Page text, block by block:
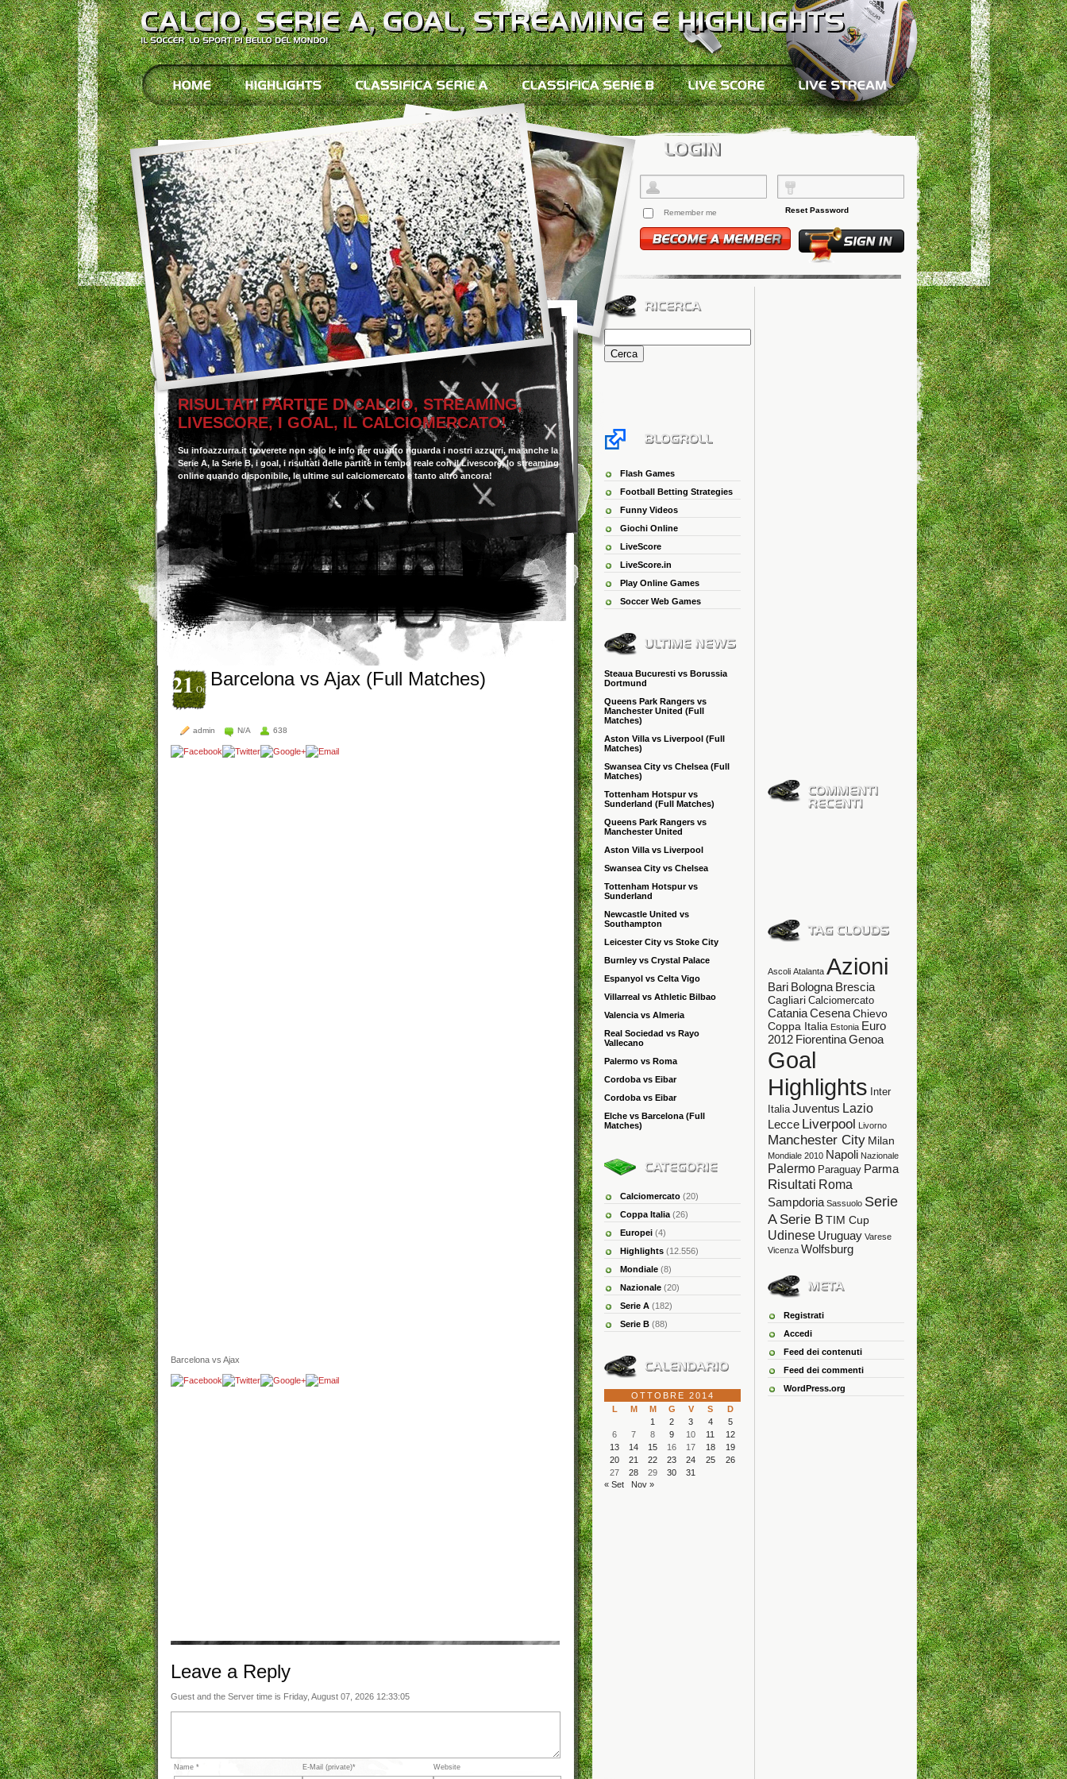
RISULTATI PARTITE DI CALCIO, STREAMING,
LIVESCORE, I GOAL, IL CALCIOMERCATO!
Su infoazzurra.it troverete non solo le info per quanto riguarda i nostri azzurri, ma anche la
Serie A, la Serie B, i goal, i risultati delle partite in tempo reale con il Livescore, lo streaming
online quando disponibile, le ultime sul calciomercato e tanto altro ancora!
21Ott Barcelona vs Ajax (Full Matches)
admin N/A 638
Barcelona vs Ajax
Leave a Reply
Guest and the Server time is Friday, August 07, 2026 12:33:05
Name * E-Mail (private)* Website
Remember me Reset Password
Ricerca
per:
Flash Games
Football Betting Strategies
Funny Videos
Giochi Online
LiveScore
LiveScore.in
Play Online Games
Soccer Web Games
Steaua Bucuresti vs Borussia
Dortmund
Queens Park Rangers vs
Manchester United (Full
Matches)
Aston Villa vs Liverpool (Full
Matches)
Swansea City vs Chelsea (Full
Matches)
Tottenham Hotspur vs
Sunderland (Full Matches)
Queens Park Rangers vs
Manchester United
Aston Villa vs Liverpool
Swansea City vs Chelsea
Tottenham Hotspur vs
Sunderland
Newcastle United vs
Southampton
Leicester City vs Stoke City
Burnley vs Crystal Palace
Espanyol vs Celta Vigo
Villarreal vs Athletic Bilbao
Valencia vs Almeria
Real Sociedad vs Rayo
Vallecano
Palermo vs Roma
Cordoba vs Eibar
Cordoba vs Eibar
Elche vs Barcelona (Full
Matches)
Calciomercato (20)
Coppa Italia (26)
Europei (4)
Highlights (12.556)
Mondiale (8)
Nazionale (20)
Serie A (182)
Serie B (88)
OTTOBRE 2014
L
M M G V S
D
1
2 3 4
5
6
7 8 9 10 11
12
13
14 15 16 17 18
19
20
21 22 23 24 25
26
27
28 29 30
31
« Set
Nov »
Ascoli Atalanta Azioni
Bari Bologna Brescia
Cagliari Calciomercato
CataniaCesenaChievo
Coppa Italia Estonia Euro
2012 FiorentinaGenoa
Goal
Highlights Inter
Italia Juventus Lazio
Lecce Liverpool Livorno
Manchester City Milan
Mondiale 2010 Napoli Nazionale
Palermo Paraguay Parma
Risultati Roma
Sampdoria Sassuolo Serie
A Serie BTIM Cup
Udinese Uruguay Varese
Vicenza Wolfsburg
Registrati
Accedi
Feed dei contenuti
Feed dei commenti
WordPress.org